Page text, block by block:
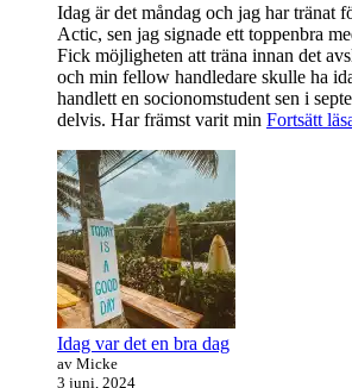
Idag är det måndag och jag har tränat
Actic, sen jag signade ett toppenbra
Fick möjligheten att träna innan det
och min fellow handledare skulle ha
handlett en socionomstudent sen i
delvis. Har främst varit min Fortsätt
Idag var det en bra dag
av Micke
3 juni, 2024